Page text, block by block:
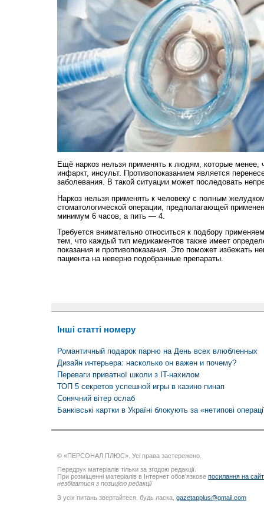
Ещё наркоз нельзя применять к людям, которые менее,
инфаркт, инсульт. Противопоказанием является
заболевания. В такой ситуации может последовать
Наркоз нельзя применять к человеку с полным
стоматологической операции, предполагающей
минимум 6 часов, а пить — 4.
Требуется внимательно относиться к подбору
тем, что каждый тип медикаментов также имеет
показания и противопоказания. Это поможет избежать
пациента на неверно подобранные препараты.
Інші статті номеру
Романтичный подарок парню на День всех влюбленных
Дизайн интерьера: насколько он важен и почему?
Переваги приватної школи з IT-нахилом
ТОП 5 секретов успешной игры в казино пинап
Сонячний вітер ослаб
Банківські картки в Україні блокують за «нетипові
© «ПЕРСОНАЛ ПЛЮС». Усі права застережено.
Передрук матеріалів тільки за згодою редакції.
При розміщенні матеріалів в Інтернет обов’язкове посилання на
незбігатися з позицією редакції
З усіх питань звертайтеся, будь ласка, gazetapplus@gmail.com